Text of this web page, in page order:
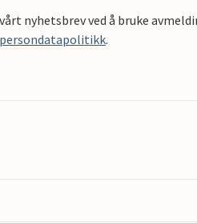
nyhetsbrev ved å bruke
persondatapolitikk.